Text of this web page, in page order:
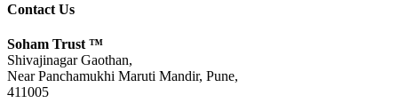
Contact Us
Soham Trust ™
Shivajinagar Gaothan,
Near Panchamukhi Maruti Mandir, Pune,
411005